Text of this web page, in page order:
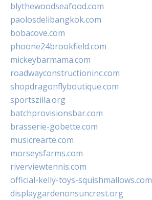
blythewoodseafood.com
paolosdelibangkok.com
bobacove.com
phoone24brookfield.com
mickeybarmama.com
roadwayconstructioninc.com
shopdragonflyboutique.com
sportszilla.org
batchprovisionsbar.com
brasserie-gobette.com
musicrearte.com
morseysfarms.com
riverviewtennis.com
official-kelly-toys-squishmallows.com
displaygardenonsuncrest.org